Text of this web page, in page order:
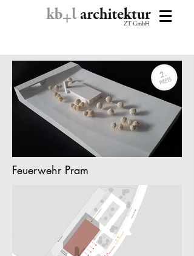
Feuerwehr Pram